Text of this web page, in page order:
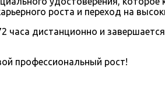
роста и переход на
часа дистанционно и
профессиональный рост!